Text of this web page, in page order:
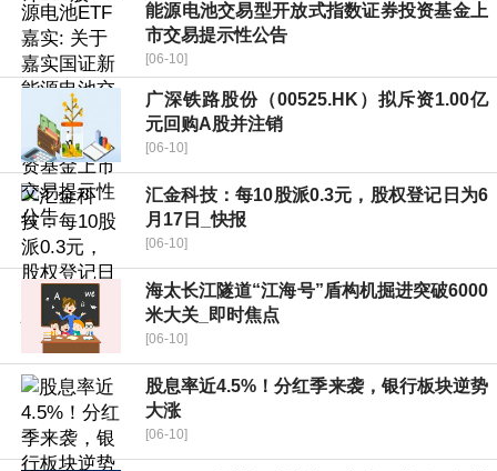
能源电池交易型开放式指数证券投资基金上
市交易提示性公告
[06-10]
广深铁路股份（00525.HK）拟斥资1.00亿
元回购A股并注销
[06-10]
汇金科技：每10股派0.3元，股权登记日为6
月17日_快报
[06-10]
海太长江隧道“江海号”盾构机掘进突破6000
米大关_即时焦点
[06-10]
股息率近4.5%！分红季来袭，银行板块逆势
大涨
[06-10]